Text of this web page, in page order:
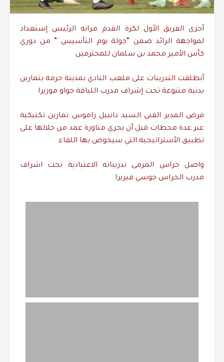
أجرى الفريق الأول لكرة القدم مرانه الرئيس إستعداد
لمواجهة الرائد ضمن “جولة يوم التأسيس ” من دوري
كأس الأمير محمد بن سلمان للمحترفين
أنطلقت التدريبات على ملعب النادي بمدينة حرمة بتمارين
بدنية متنوعة تحت إشراف مدرب اللياقة جواو موريرا
فرض المدير الفني السيد دانييل راموس تمارين تكتيكية
عبر عدة محطات قبل أن يجري مناورة عمد من خلالها على
تطبيق الأستراتيجية التي سيخوض بها اللقاء
واصل حراس المرمى تدريباته الاعتيادية تحت اشراف
مدرب الحراس جوسي فيريرا